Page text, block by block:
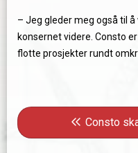
– Jeg gleder meg også til
konsernet videre. Consto
flotte prosjekter rundt
Innleggsnavigasjon
Forrige
Consto